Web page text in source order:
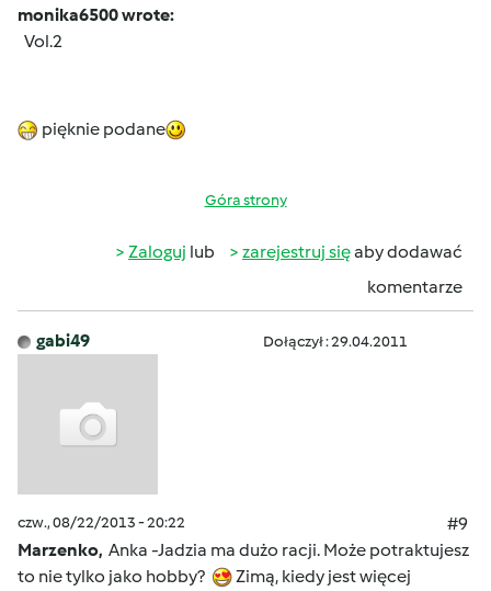
monika6500 wrote:
Vol.2
pięknie podane
Góra strony
Zaloguj lub zarejestruj sięaby dodawać
komentarze
gabi49 Dołączył : 29.04.2011
czw., 08/22/2013 - 20:22
#9
Marzenko, Anka -Jadzia ma dużo racji. Może potraktujesz
to nie tylko jako hobby?
Zimą, kiedy jest więcej